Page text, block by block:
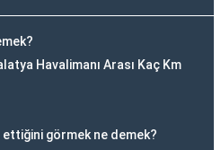
Havalimanı Arası Kaç Km
ettiğini görmek ne demek?